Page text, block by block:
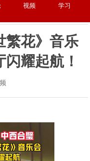
视频
学习
繁花》音乐
耀起航！